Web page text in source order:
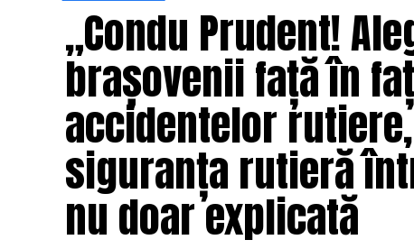
„Condu Prudent!
brașovenii față în
accidentelor
siguranța rutieră
nu doar explicată